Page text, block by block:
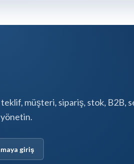
müşteri, sipariş, stok, B2B,
giriş